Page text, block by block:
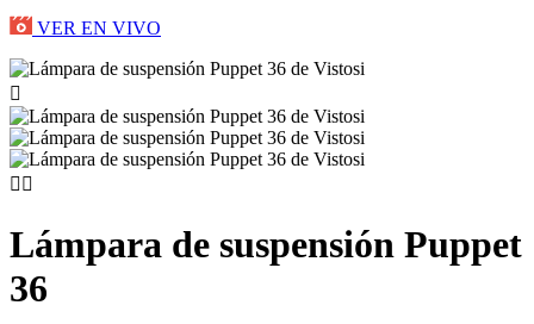
VER EN VIVO

 
Lámpara de suspensión Puppet
36